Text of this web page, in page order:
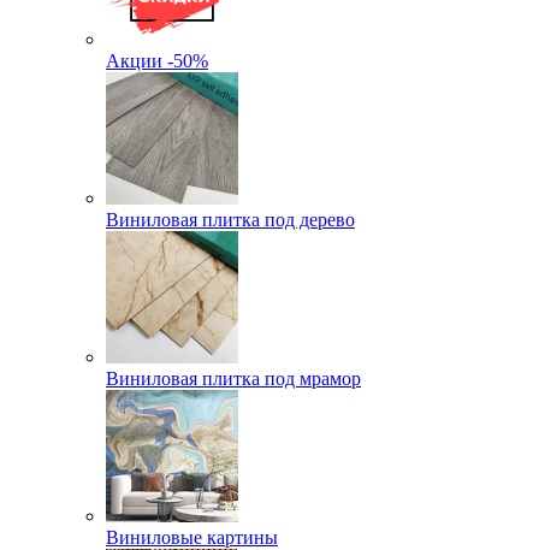
Акции -50%
Виниловая плитка под дерево
Виниловая плитка под мрамор
Виниловые картины